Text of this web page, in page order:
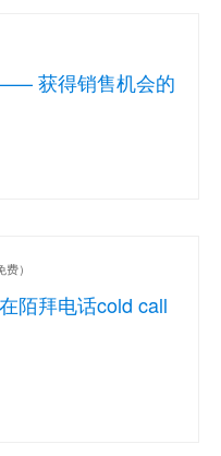
获得销售机会的
陌拜电话cold call
）